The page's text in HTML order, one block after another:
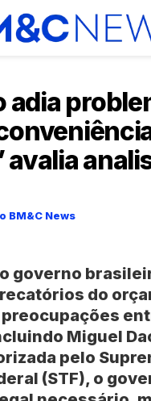
adia
avalia
BM&C News
governo
do
Miguel
pelo
(STF), o